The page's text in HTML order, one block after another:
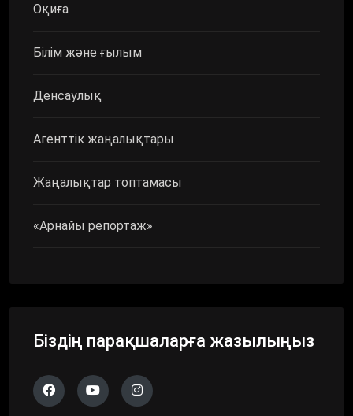
Оқиға
Білім және ғылым
Денсаулық
Агенттік жаңалықтары
Жаңалықтар топтамасы
«Арнайы репортаж»
Біздің парақшаларға жазылыңыз